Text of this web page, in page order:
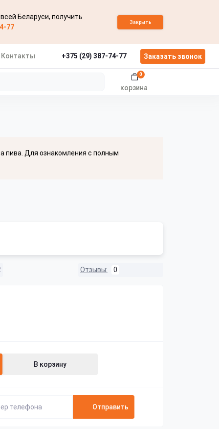
Беларуси, получить
77
Закрыть
Контакты +375 (29) 387-74-77 Заказать звонок
корзина
0
пива. Для ознакомления с полным
Отзывы: 0
В корзину
Отправить